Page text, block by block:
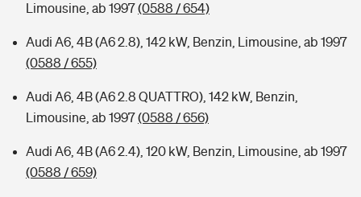
Limousine, ab 1997(0588 / 654)
Audi A6, 4B (A6 2.8), 142 kW, Benzin, Limousine, ab 1997
(0588 / 655)
Audi A6, 4B (A6 2.8 QUATTRO), 142 kW, Benzin,
Limousine, ab 1997(0588 / 656)
Audi A6, 4B (A6 2.4), 120 kW, Benzin, Limousine, ab 1997
(0588 / 659)